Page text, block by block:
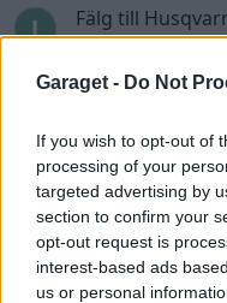
Garaget - Do Not
If you wish to opt-out of
processing of your
targeted advertising by
section to confirm your
opt-out request is
interest-based ads
us or personal
Fälg till
Slipa och
biltvätt
VW LT35 -04
körning, startar
Delar bytta
Senaste inlägget av
felsökning